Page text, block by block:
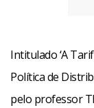
Intitulado ‘A
Política de
pelo professor